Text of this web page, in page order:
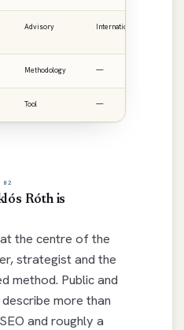
Advisory International
Methodology —
Tool —
02
Róth is
the centre of the
strategist and the
method. Public and
more than
and roughly a